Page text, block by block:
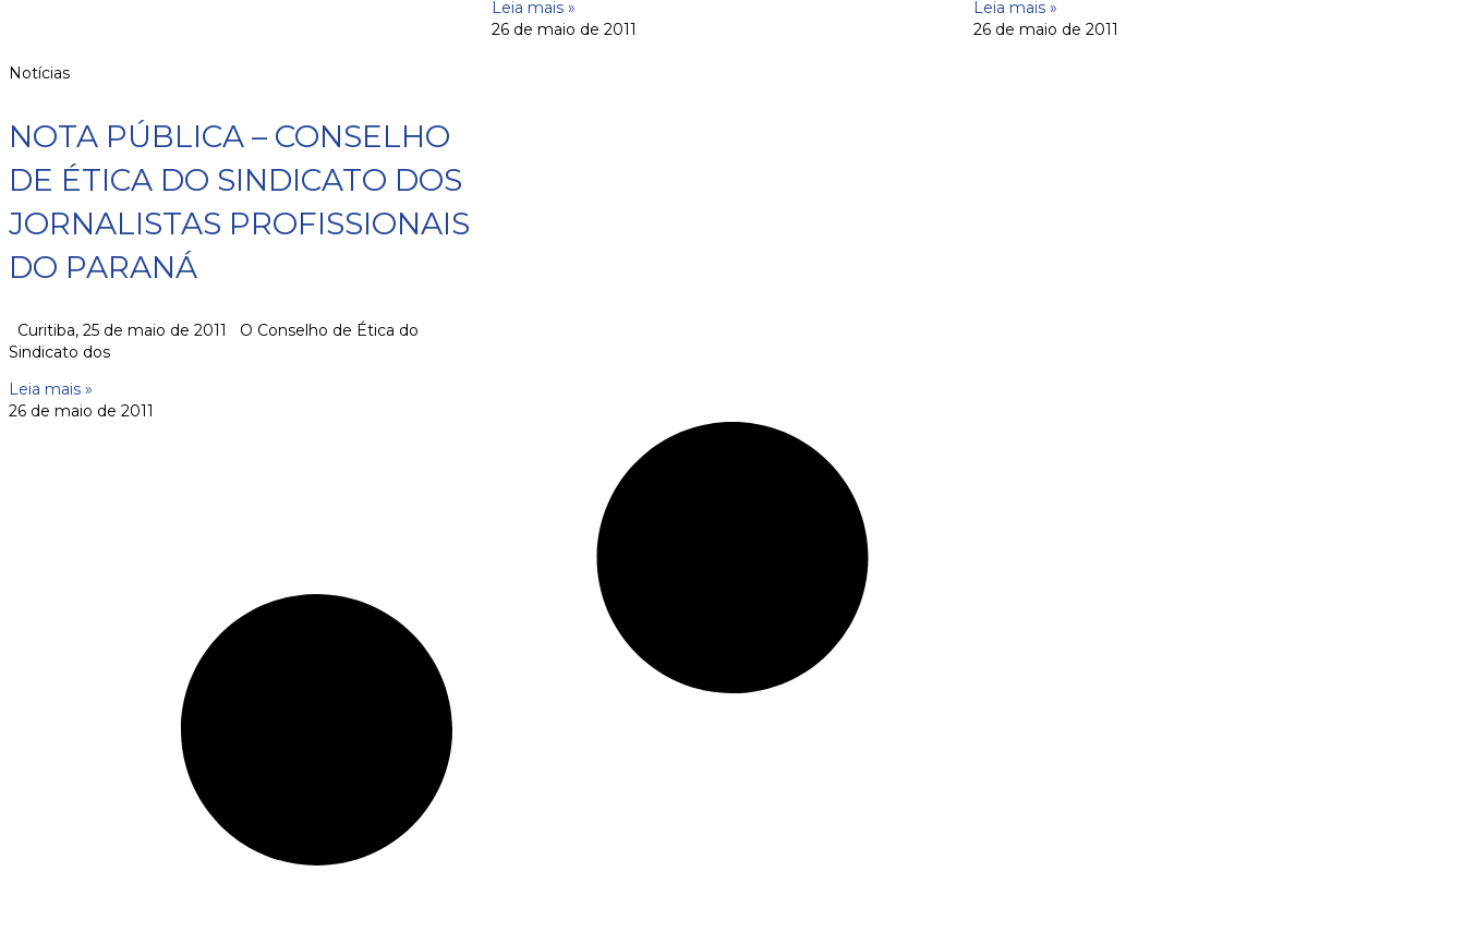
Leia mais »
26 de maio de 2011
Leia mais »
26 de maio de 2011
Notícias
NOTA PÚBLICA – CONSELHO
DE ÉTICA DO SINDICATO DOS
JORNALISTAS PROFISSIONAIS
DO PARANÁ
Curitiba, 25 de maio de 2011 O Conselho de Ética do
Sindicato dos
Leia mais »
26 de maio de 2011